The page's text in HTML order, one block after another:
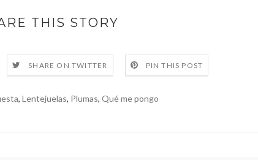
THIS STORY
SHARE ON TWITTER PIN THIS POST
, Lentejuelas, Plumas, Qué me pongo